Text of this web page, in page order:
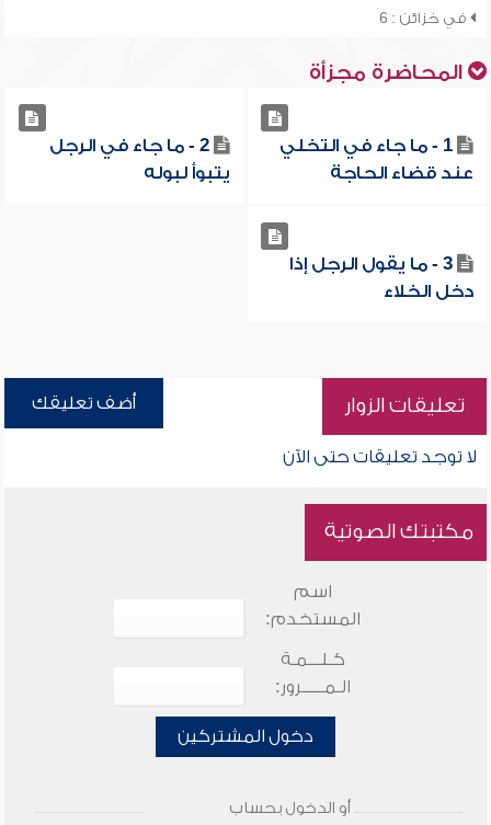
في خزائن : 6
المحاضرة مجزأة
1 - ما جاء في التخلي
عند قضاء الحاجة
2 - ما جاء في الرجل
يتبوأ لبوله
3 - ما يقول الرجل إذا
دخل الخلاء
تعليقات الزوار أضف تعليقك
لا توجد تعليقات حتى الآن
مكتبتك الصوتية
اسم
المستخدم:
كـلـــمـة
الـمـــــرور:
دخول المشتركين
أو الدخول بحساب